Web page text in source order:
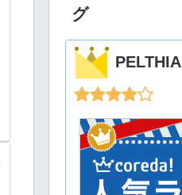
グ
PELTHIA